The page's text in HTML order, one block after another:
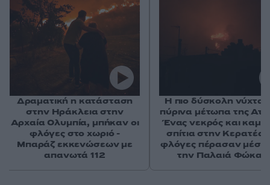
Δραματική η κατάσταση
στην Ηράκλεια στην
Αρχαία Ολυμπία, μπήκαν οι
φλόγες στο χωριό -
Μπαράζ εκκενώσεων με
απανωτά 112
Η πιο δύσκολη νύχτα
πύρινα μέτωπα της
Ένας νεκρός και
σπίτια στην Κερατέα
φλόγες πέρασαν μέσα
την Παλαιά